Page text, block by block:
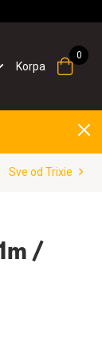
Korpa
Sve od Trixie
/